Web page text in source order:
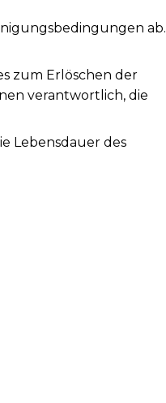
ab.
zum Erlöschen der
verantwortlich, die
Lebensdauer des